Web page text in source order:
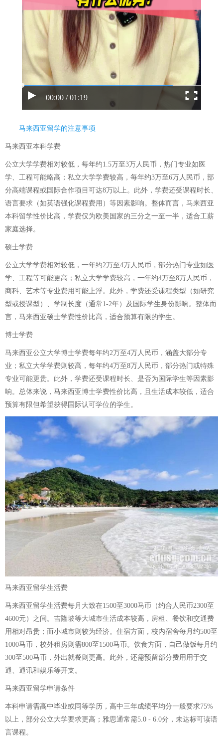
00:00 / 01:19
马来西亚留学的注意事项
马来西亚本科学费
公立大学学费相对较低，每年约1.5万至3万人民币，热门专业如医
学、工程可能略高；私立大学学费较高，每年约3万至6万人民币，部
分高端课程或国际合作项目可达8万以上。此外，学费还受课程时长、
语言要求（如英语强化课程费用）等因素影响。整体而言，马来西亚
本科留学性价比高，学费仅为欧美国家的三分之一至一半，适合工薪
家庭选择。
硕士学费
公立大学学费相对较低，一年约2万至4万人民币，部分热门专业如医
学、工程等可能更高；私立大学学费较高，一年约4万至8万人民币，
商科、艺术等专业费用可能上浮。此外，学费还受课程类型（如研究
型或授课型）、学制长度（通常1-2年）及国际学生身份影响。整体而
言，马来西亚硕士学费性价比高，适合预算有限的学生。
博士学费
马来西亚公立大学博士学费每年约2万至4万人民币，涵盖大部分专
业；私立大学学费则较高，每年约4万至8万人民币，部分热门或特殊
专业可能更贵。此外，学费还受课程时长、是否为国际学生等因素影
响。总体来说，马来西亚博士学费性价比高，且生活成本较低，适合
预算有限但希望获得国际认可学位的学生。
马来西亚留学生活费
马来西亚留学生活费每月大致在1500至3000马币（约合人民币2300至
4600元）之间。吉隆坡等大城市生活成本较高，房租、餐饮和交通费
用相对昂贵；而小城市则较为经济。住宿方面，校内宿舍每月约500至
1000马币，校外租房则需800至1500马币。饮食方面，自己做饭每月约
300至500马币，外出就餐则更高。此外，还需预留部分费用用于交
通、通讯和娱乐等开支。
马来西亚留学申请条件
本科申请需高中毕业或同等学历，高中三年成绩平均分一般要求75%
以上，部分公立大学要求更高；雅思通常需5.0 - 6.0分，未达标可读语
言课程。